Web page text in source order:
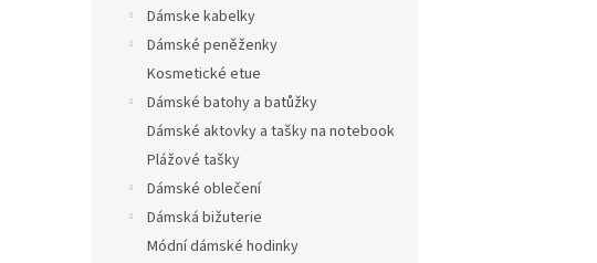
Dámske kabelky
Dámské peněženky
Kosmetické etue
Dámské batohy a batůžky
Dámské aktovky a tašky na notebook
Plážové tašky
Dámské oblečení
Dámská bižuterie
Módní dámské hodinky